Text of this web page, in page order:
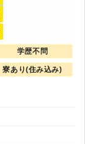
学歴不問
寮あり(住み込み)